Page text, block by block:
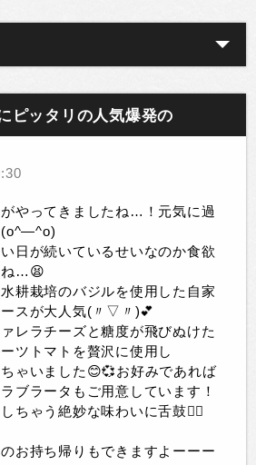
ピッタリの人気爆発の
やってきましたね…！元気に過
(o^―^o)
日が続いているせいなのか食欲
ね…😫
耕栽培のバジルを使用した自家
スが大人気(〃▽〃)💕
レラチーズと糖度が飛びぬけた
ツトマトを贅沢に使用し
ゃいました😊💞お好みであれば
ブラータもご用意しています！
ちゃう絶妙な味わいに舌鼓❤️‍🔥
お持ち帰りもできますよーーー